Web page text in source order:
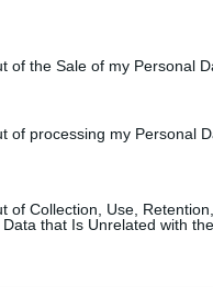
of the Sale of my Personal
of processing my Personal
of Collection, Use,
that Is Unrelated with
pueden llegar a sacar